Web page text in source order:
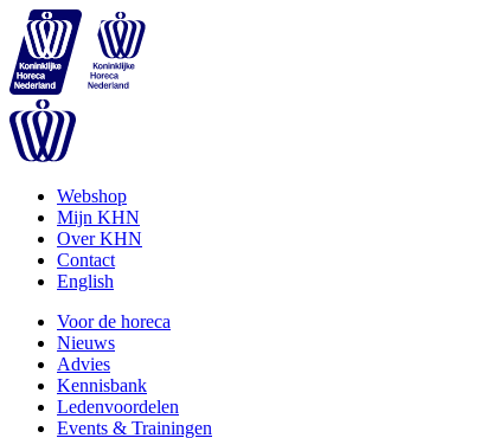
Webshop
Mijn KHN
Over KHN
Contact
English
Voor de horeca
Nieuws
Advies
Kennisbank
Ledenvoordelen
Events & Trainingen